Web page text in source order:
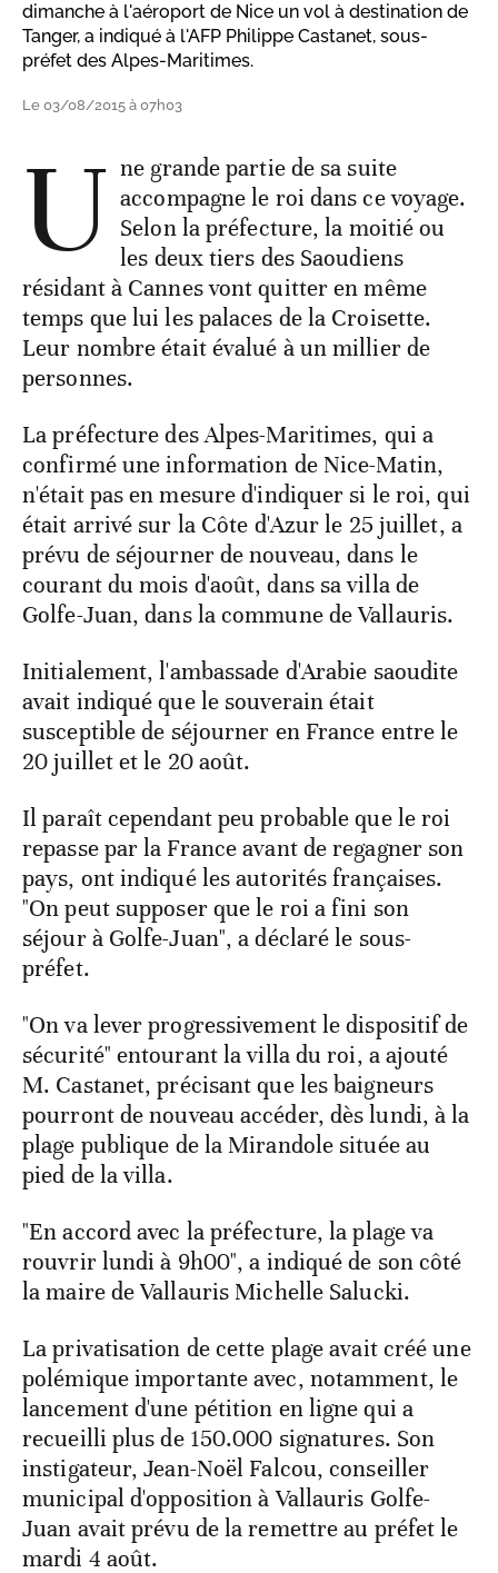
dimanche à l'aéroport de Nice un vol à destination de
Tanger, a indiqué à l'AFP Philippe Castanet, sous-
préfet des Alpes-Maritimes.
Le 03/08/2015 à 07h03
U ne grande partie de sa suite
accompagne le roi dans ce voyage.
Selon la préfecture, la moitié ou
les deux tiers des Saoudiens
résidant à Cannes vont quitter en même
temps que lui les palaces de la Croisette.
Leur nombre était évalué à un millier de
personnes.
La préfecture des Alpes-Maritimes, qui a
confirmé une information de Nice-Matin,
n'était pas en mesure d'indiquer si le roi, qui
était arrivé sur la Côte d'Azur le 25 juillet, a
prévu de séjourner de nouveau, dans le
courant du mois d'août, dans sa villa de
Golfe-Juan, dans la commune de Vallauris.
Initialement, l'ambassade d'Arabie saoudite
avait indiqué que le souverain était
susceptible de séjourner en France entre le
20 juillet et le 20 août.
Il paraît cependant peu probable que le roi
repasse par la France avant de regagner son
pays, ont indiqué les autorités françaises.
"On peut supposer que le roi a fini son
séjour à Golfe-Juan", a déclaré le sous-
préfet.
"On va lever progressivement le dispositif de
sécurité" entourant la villa du roi, a ajouté
M. Castanet, précisant que les baigneurs
pourront de nouveau accéder, dès lundi, à la
plage publique de la Mirandole située au
pied de la villa.
"En accord avec la préfecture, la plage va
rouvrir lundi à 9h00", a indiqué de son côté
la maire de Vallauris Michelle Salucki.
La privatisation de cette plage avait créé une
polémique importante avec, notamment, le
lancement d'une pétition en ligne qui a
recueilli plus de 150.000 signatures. Son
instigateur, Jean-Noël Falcou, conseiller
municipal d'opposition à Vallauris Golfe-
Juan avait prévu de la remettre au préfet le
mardi 4 août.